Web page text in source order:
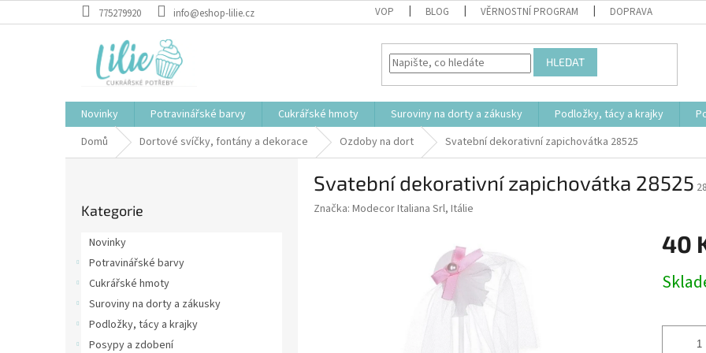
na
775279920 info@eshop-lilie.cz VOP BLOG VĚRNOSTNÍ PROGRAM DOPRAVA
HLEDAT
Novinky Potravinářské barvy Cukrářské hmoty Suroviny na dorty a zákusky Podložky, tácy a krajky
Domů
Dortové svíčky, fontány a dekorace Ozdoby na dort Svatební dekorativní zapichovátka 28525
kategorie
Kategorie
Novinky
Potravinářské barvy
Cukrářské hmoty
Suroviny na dorty a zákusky
Podložky, tácy a krajky
Posypy a zdobení
Svatební dekorativní zapichovátka 28525
Značka: Modecor Italiana Srl, Itálie
40
cena: